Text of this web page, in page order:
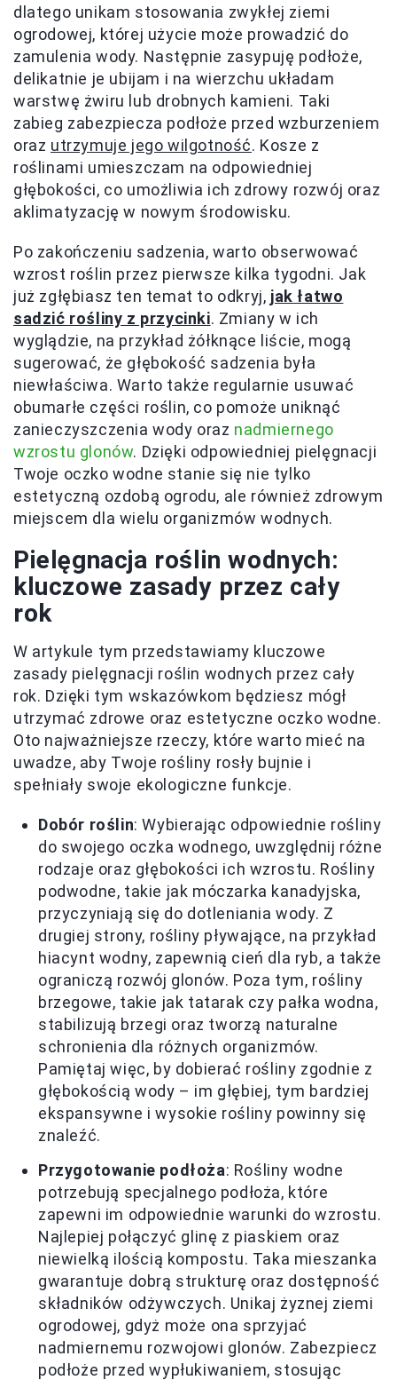
dlatego unikam stosowania zwykłej ziemi
ogrodowej, której użycie może prowadzić do
zamulenia wody. Następnie zasypuję podłoże,
delikatnie je ubijam i na wierzchu układam
warstwę żwiru lub drobnych kamieni. Taki
zabieg zabezpiecza podłoże przed wzburzeniem
oraz utrzymuje jego wilgotność. Kosze z
roślinami umieszczam na odpowiedniej
głębokości, co umożliwia ich zdrowy rozwój oraz
aklimatyzację w nowym środowisku.
Po zakończeniu sadzenia, warto obserwować
wzrost roślin przez pierwsze kilka tygodni. Jak
już zgłębiasz ten temat to odkryj, jak łatwo
sadzić rośliny z przycinki. Zmiany w ich
wyglądzie, na przykład żółknące liście, mogą
sugerować, że głębokość sadzenia była
niewłaściwa. Warto także regularnie usuwać
obumarłe części roślin, co pomoże uniknąć
zanieczyszczenia wody oraz nadmiernego
wzrostu glonów. Dzięki odpowiedniej pielęgnacji
Twoje oczko wodne stanie się nie tylko
estetyczną ozdobą ogrodu, ale również zdrowym
miejscem dla wielu organizmów wodnych.
Pielęgnacja roślin wodnych:
kluczowe zasady przez cały
rok
W artykule tym przedstawiamy kluczowe
zasady pielęgnacji roślin wodnych przez cały
rok. Dzięki tym wskazówkom będziesz mógł
utrzymać zdrowe oraz estetyczne oczko wodne.
Oto najważniejsze rzeczy, które warto mieć na
uwadze, aby Twoje rośliny rosły bujnie i
spełniały swoje ekologiczne funkcje.
Dobór roślin: Wybierając odpowiednie rośliny
do swojego oczka wodnego, uwzględnij różne
rodzaje oraz głębokości ich wzrostu. Rośliny
podwodne, takie jak móczarka kanadyjska,
przyczyniają się do dotleniania wody. Z
drugiej strony, rośliny pływające, na przykład
hiacynt wodny, zapewnią cień dla ryb, a także
ograniczą rozwój glonów. Poza tym, rośliny
brzegowe, takie jak tatarak czy pałka wodna,
stabilizują brzegi oraz tworzą naturalne
schronienia dla różnych organizmów.
Pamiętaj więc, by dobierać rośliny zgodnie z
głębokością wody – im głębiej, tym bardziej
ekspansywne i wysokie rośliny powinny się
znaleźć.
Przygotowanie podłoża: Rośliny wodne
potrzebują specjalnego podłoża, które
zapewni im odpowiednie warunki do wzrostu.
Najlepiej połączyć glinę z piaskiem oraz
niewielką ilością kompostu. Taka mieszanka
gwarantuje dobrą strukturę oraz dostępność
składników odżywczych. Unikaj żyznej ziemi
ogrodowej, gdyż może ona sprzyjać
nadmiernemu rozwojowi glonów. Zabezpiecz
podłoże przed wypłukiwaniem, stosując